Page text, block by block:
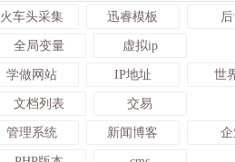
火车头采集 迅睿模板
全局变量 虚拟ip
学做网站 IP地址 世
文档列表 交易
管理系统 新闻博客